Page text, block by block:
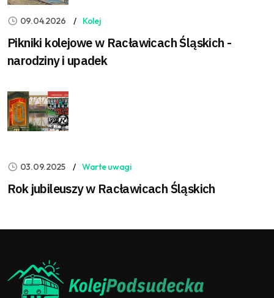
09.04.2026 Kolej
Pikniki kolejowe w Racławicach Śląskich -
narodziny i upadek
03.09.2025 Warte uwagi
Rok jubileuszy w Racławicach Śląskich